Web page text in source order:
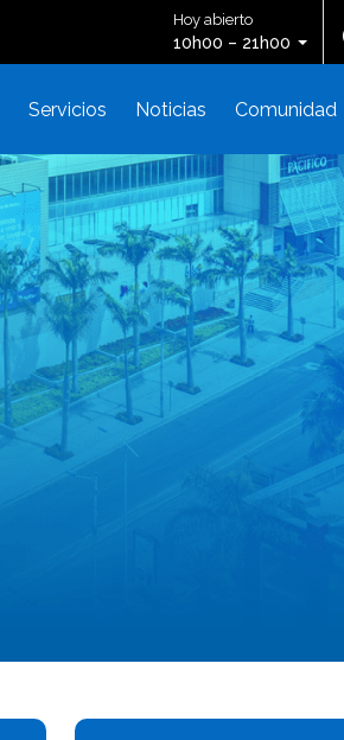
Hoy abierto
10h00 – 21h00
Servicios Noticias Comunidad